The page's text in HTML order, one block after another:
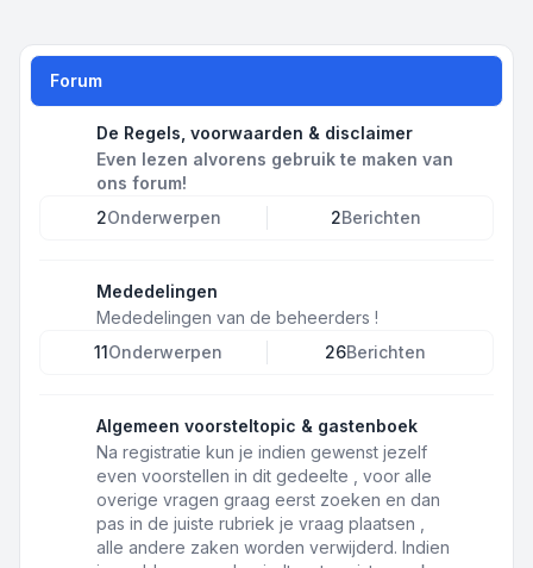
Forum
De Regels, voorwaarden & disclaimer
Even lezen alvorens gebruik te maken van
ons forum!
2Onderwerpen 2Berichten
Mededelingen
Mededelingen van de beheerders !
11Onderwerpen 26Berichten
Algemeen voorsteltopic & gastenboek
Na registratie kun je indien gewenst jezelf
even voorstellen in dit gedeelte , voor alle
overige vragen graag eerst zoeken en dan
pas in de juiste rubriek je vraag plaatsen ,
alle andere zaken worden verwijderd. Indien